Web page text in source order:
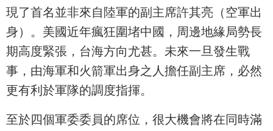
現了首名並非來自陸軍的副主席許其亮（空軍出
身）。美國近年瘋狂圍堵中國，周邊地緣局勢長
期高度緊張，台海方向尤甚。未來一旦發生戰
事，由海軍和火箭軍出身之人擔任副主席，必然
更有利於軍隊的調度指揮。
至於四個軍委委員的席位，很大機會將在同時滿